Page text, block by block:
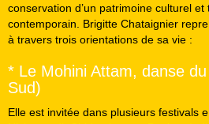
conservation d’un patrimoine culturel et
contemporain. Brigitte Chataignier
à travers trois orientations de sa vie :
* Le Mohini Attam, danse
Sud)
Elle est invitée dans plusieurs festivals